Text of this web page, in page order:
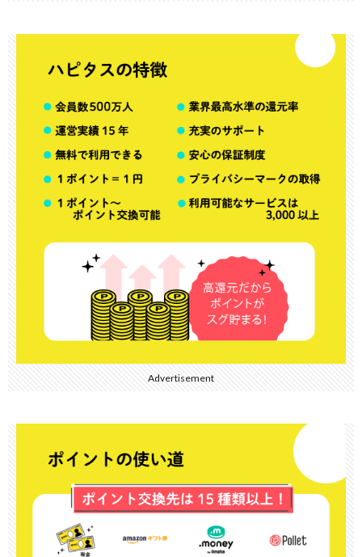
Advertisement